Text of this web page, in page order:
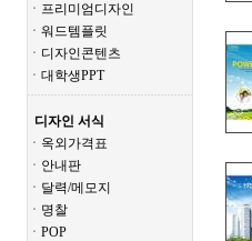
ㆍ프리미엄디자인
ㆍ워드템플릿
ㆍ디자인콘텐츠
ㆍ대학생PPT
디자인 서식
ㆍ옥외가격표
ㆍ안내판
ㆍ달력/메모지
ㆍ명찰
ㆍPOP